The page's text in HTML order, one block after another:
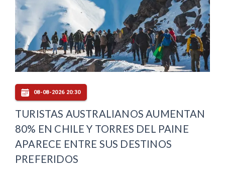
08-08-2026 20:30
TURISTAS AUSTRALIANOS AUMENTAN
80% EN CHILE Y TORRES DEL PAINE
APARECE ENTRE SUS DESTINOS
PREFERIDOS